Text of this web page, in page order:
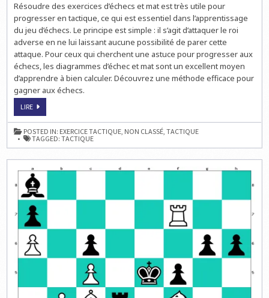
MÉTHODE
POUR
GAGNER
Résoudre des exercices d’échecs et mat est très utile pour
progresser en tactique, ce qui est essentiel dans l’apprentissage
du jeu d’échecs. Le principe est simple : il s’agit d’attaquer le roi
adverse en ne lui laissant aucune possibilité de parer cette
attaque. Pour ceux qui cherchent une astuce pour progresser aux
échecs, les diagrammes d’échec et mat sont un excellent moyen
d’apprendre à bien calculer. Découvrez une méthode efficace pour
gagner aux échecs.
LIREUNE
EFFICACE
POUR
GAGNER
POSTED IN: EXERCICE TACTIQUE, NON CLASSÉ,TACTIQUE
TAGGED:TACTIQUE